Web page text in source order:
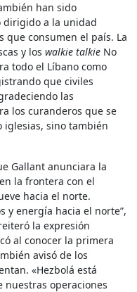
han sido
dirigido a la unidad
que consumen el país. La
y los walkie talkie No
todo el Líbano como
que civiles
las
los curanderos que se
iglesias, sino también
Gallant anunciara la
la frontera con el
hacia el norte.
y energía hacia el norte”,
la expresión
al conocer la primera
avisó de los
«Hezbolá está
nuestras operaciones